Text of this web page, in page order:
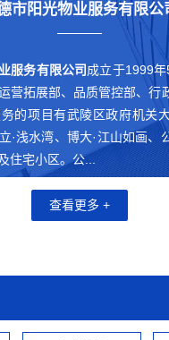
市阳光物业服务有限公
服务有限公司成立于1999
营拓展部、品质管控部、行
的项目有武陵区政府机关
·浅水湾、博大·江山如画、
住宅小区。公...
查看更多 +